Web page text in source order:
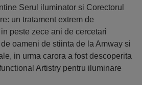
Serul iluminator si Corectorul
un tratament extrem de
peste zece ani de cercetari
oameni de stiinta de la Amway si
in urma carora a fost descoperita
Artistry pentru iluminare